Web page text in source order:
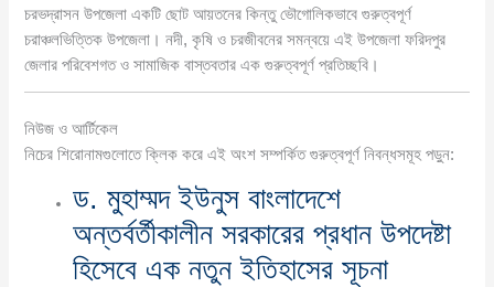
চরভদ্রাসন উপজেলা একটি ছোট আয়তনের কিন্তু ভৌগোলিকভাবে গুরুত্বপূর্ণ
চরাঞ্চলভিত্তিক উপজেলা। নদী, কৃষি ও চরজীবনের সমন্বয়ে এই উপজেলা ফরিদপুর
জেলার পরিবেশগত ও সামাজিক বাস্তবতার এক গুরুত্বপূর্ণ প্রতিচ্ছবি।
নিউজ ও আর্টিকেল
নিচের শিরোনামগুলোতে ক্লিক করে এই অংশ সম্পর্কিত গুরুত্বপূর্ণ নিবন্ধসমূহ পড়ুন:
ড. মুহাম্মদ ইউনুস বাংলাদেশে
অন্তর্বর্তীকালীন সরকারের প্রধান উপদেষ্টা
হিসেবে এক নতুন ইতিহাসের সূচনা